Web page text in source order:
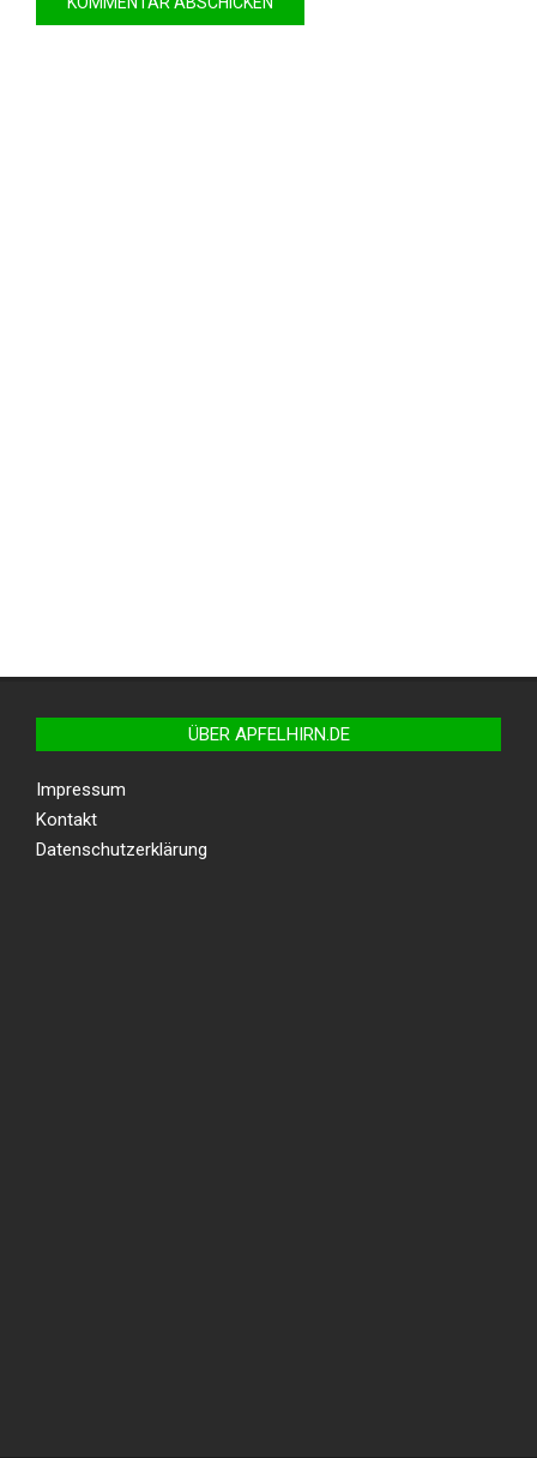
ÜBER APFELHIRN.DE
Impressum
Kontakt
Datenschutzerklärung